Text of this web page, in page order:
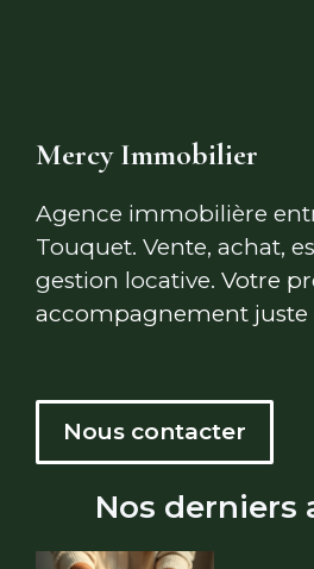
Mercy Immobilier
Agence immobilière
Touquet. Vente, achat,
gestion locative. Votre
accompagnement juste
Nous contacter
Nos derniers